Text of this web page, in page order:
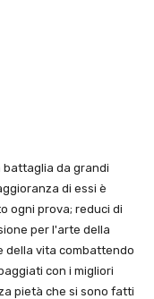
battaglia da grandi
di essi è
ogni prova; reduci di
per l'arte della
della vita combattendo
con i migliori
pietà che si sono fatti